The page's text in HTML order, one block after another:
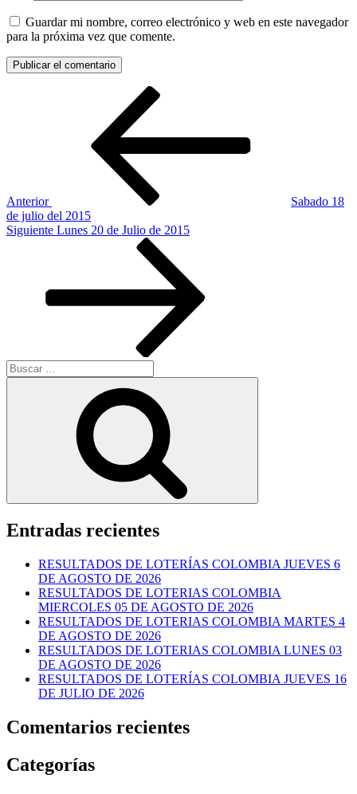
Guardar mi nombre, correo electrónico y web en este navegador
para la próxima vez que comente.
Anterior
Sabado 18
de julio del 2015
Siguiente
Siguiente Lunes 20 de Julio de 2015
Buscar
por:
Entradas recientes
RESULTADOS DE LOTERÍAS COLOMBIA JUEVES 6
DE AGOSTO DE 2026
RESULTADOS DE LOTERIAS COLOMBIA
MIERCOLES 05 DE AGOSTO DE 2026
RESULTADOS DE LOTERIAS COLOMBIA MARTES 4
DE AGOSTO DE 2026
RESULTADOS DE LOTERIAS COLOMBIA LUNES 03
DE AGOSTO DE 2026
RESULTADOS DE LOTERÍAS COLOMBIA JUEVES 16
DE JULIO DE 2026
Comentarios recientes
Categorías